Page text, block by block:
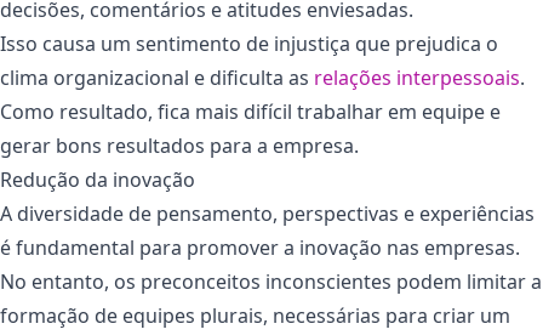
decisões, comentários e atitudes enviesadas.
Isso causa um sentimento de injustiça que prejudica o
clima organizacional e dificulta as relações interpessoais.
Como resultado, fica mais difícil trabalhar em equipe e
gerar bons resultados para a empresa.
Redução da inovação
A diversidade de pensamento, perspectivas e experiências
é fundamental para promover a inovação nas empresas.
No entanto, os preconceitos inconscientes podem limitar a
formação de equipes plurais, necessárias para criar um